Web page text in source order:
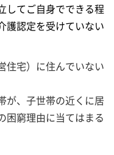
してご自身でできる程
護認定を受けていない
住宅）に住んでいない
が、子世帯の近くに居
困窮理由に当てはまる